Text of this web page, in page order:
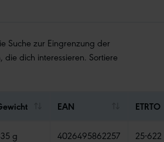
Suche zur Eingrenzung der
dich interessieren. Sortiere
EAN ETRTO
g 4026495862257 25-622